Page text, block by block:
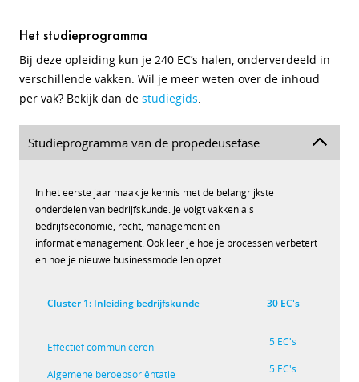
Het studieprogramma
Bij deze opleiding kun je 240 EC’s halen, onderverdeeld in
verschillende vakken. Wil je meer weten over de inhoud
per vak? Bekijk dan de studiegids.
Studieprogramma van de propedeusefase
In het eerste jaar maak je kennis met de belangrijkste
onderdelen van bedrijfskunde. Je volgt vakken als
bedrijfseconomie, recht, management en
informatiemanagement. Ook leer je hoe je processen verbetert
en hoe je nieuwe businessmodellen opzet.
Cluster 1: Inleiding bedrijfskunde 30 EC's
Effectief communiceren
Algemene beroepsoriëntatie
5 EC's
5 EC's